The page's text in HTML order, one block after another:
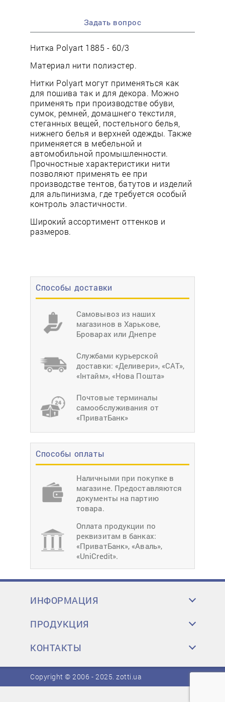
Способы доставки
Самовывоз из наших
магазинов в Харькове,
Броварах или Днепре
Службами курьерской
доставки: «Деливери», «САТ»,
«Інтайм», «Нова Пошта»
Почтовые терминалы
самообслуживания от
«ПриватБанк»
Способы оплаты
Наличными при покупке в
магазине. Предоставляются
документы на партию
товара.
Оплата продукции по
реквизитам в банках:
«ПриватБанк», «Аваль»,
«UniCredit».
Задать вопрос
Нитка Polyart 1885 - 60/3
Материал нити полиэстер.
Нитки Polyart могут применяться как
для пошива так и для декора. Можно
применять при производстве обуви,
сумок, ремней, домашнего текстиля,
стеганных вещей, постельного белья,
нижнего белья и верхней одежды. Также
применяется в мебельной и
автомобильной промышленности.
Прочностные характеристики нити
позволяют применять ее при
производстве тентов, батутов и изделий
для альпинизма, где требуется особый
контроль эластичности.
Широкий ассортимент оттенков и
размеров.
ИНФОРМАЦИЯ
ПРОДУКЦИЯ
КОНТАКТЫ
Copyright © 2006 - 2025.zotti.ua